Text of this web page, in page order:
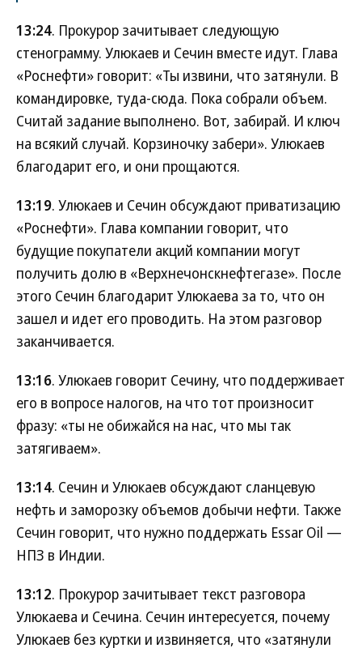
13:24. Прокурор зачитывает следующую
стенограмму. Улюкаев и Сечин вместе идут. Глава
«Роснефти» говорит: «Ты извини, что затянули. В
командировке, туда-сюда. Пока собрали объем.
Считай задание выполнено. Вот, забирай. И ключ
на всякий случай. Корзиночку забери». Улюкаев
благодарит его, и они прощаются.
13:19. Улюкаев и Сечин обсуждают приватизацию
«Роснефти». Глава компании говорит, что
будущие покупатели акций компании могут
получить долю в «Верхнечонскнефтегазе». После
этого Сечин благодарит Улюкаева за то, что он
зашел и идет его проводить. На этом разговор
заканчивается.
13:16. Улюкаев говорит Сечину, что поддерживает
его в вопросе налогов, на что тот произносит
фразу: «ты не обижайся на нас, что мы так
затягиваем».
13:14. Сечин и Улюкаев обсуждают сланцевую
нефть и заморозку объемов добычи нефти. Также
Сечин говорит, что нужно поддержать Essar Oil —
НПЗ в Индии.
13:12. Прокурор зачитывает текст разговора
Улюкаева и Сечина. Сечин интересуется, почему
Улюкаев без куртки и извиняется, что «затянули